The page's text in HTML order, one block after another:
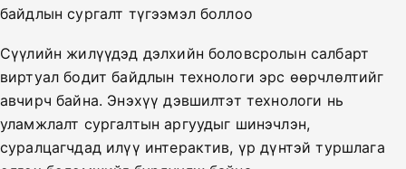
байдлын сургалт түгээмэл боллоо
Сүүлийн жилүүдэд дэлхийн боловсролын салбарт
виртуал бодит байдлын технологи эрс өөрчлөлтийг
авчирч байна. Энэхүү дэвшилтэт технологи нь
уламжлалт сургалтын аргуудыг шинэчлэн,
суралцагчдад илүү интерактив, үр дүнтэй туршлага